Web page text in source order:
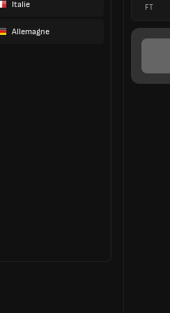
Italie
Allemagne
FT